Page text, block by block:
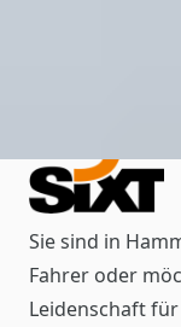
Sie sind in
Fahrer oder
Leidenschaft